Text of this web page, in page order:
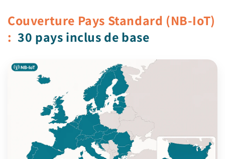
Couverture Pays Standard (NB-IoT)
: 30 pays inclus de base